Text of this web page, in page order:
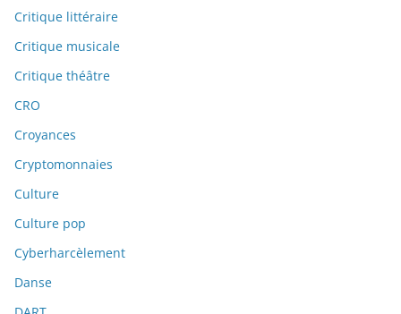
Critique littéraire
Critique musicale
Critique théâtre
CRO
Croyances
Cryptomonnaies
Culture
Culture pop
Cyberharcèlement
Danse